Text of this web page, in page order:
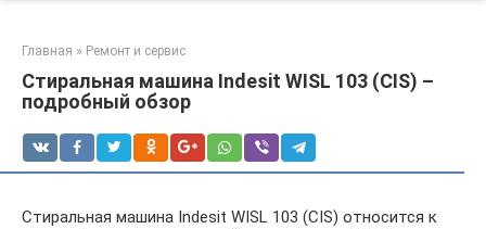
Главная » Ремонт и сервис
Стиральная машина Indesit WISL 103 (CIS) –
подробный обзор
Стиральная машина Indesit WISL 103 (CIS) относится к